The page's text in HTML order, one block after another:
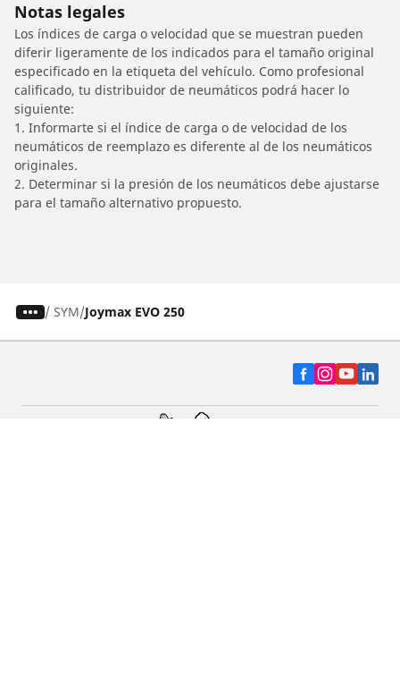
Notas legales
Los índices de carga o velocidad que se muestran pueden
diferir ligeramente de los indicados para el tamaño original
especificado en la etiqueta del vehículo. Como profesional
calificado, tu distribuidor de neumáticos podrá hacer lo
siguiente:
1. Informarte si el índice de carga o de velocidad de los
neumáticos de reemplazo es diferente al de los neumáticos
originales.
2. Determinar si la presión de los neumáticos debe ajustarse
para el tamaño alternativo propuesto.
/ SYM Joymax EVO 250